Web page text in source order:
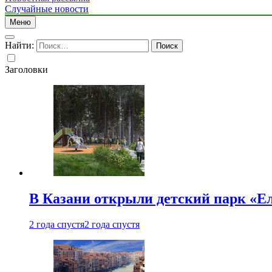
Случайные новости
Меню
Найти:
Заголовки
В Казани открыли детский парк
2 года спустя2 года спустя